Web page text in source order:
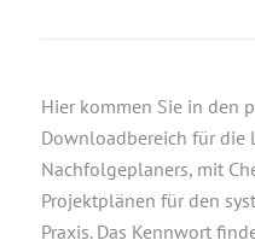
Hier kommen Sie in den
Downloadbereich für die
Nachfolgeplaners, mit
Projektplänen für den
Praxis. Das Kennwort